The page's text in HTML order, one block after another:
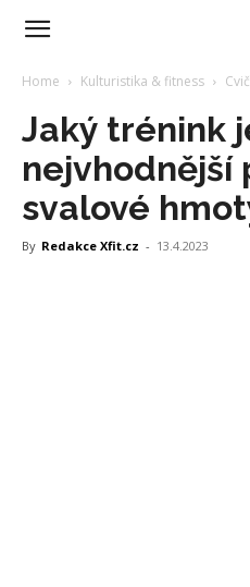
Home Kulturistika & fitness
Jaký trénink
nejvhodnější
svalové
By Redakce Xfit.cz - 13.4.2023